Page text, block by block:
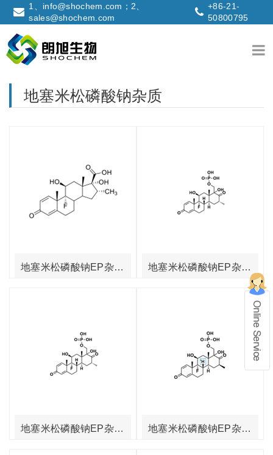
1、info@shochem.com；2、
sales@shochem.com
+86-21-
50800795
地塞米松磷酸钠杂质
地塞米松磷酸钠EP杂质G 地塞米松磷酸钠EP杂质F
地塞米松磷酸钠EP杂质E 地塞米松磷酸钠EP杂质D
1、info@shochem.com；2